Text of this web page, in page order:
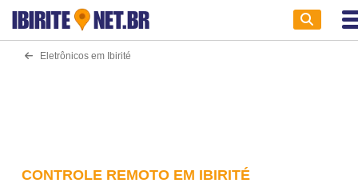
IBIRITE NET.BR
Eletrônicos em Ibirité
CONTROLE REMOTO EM IBIRITÉ